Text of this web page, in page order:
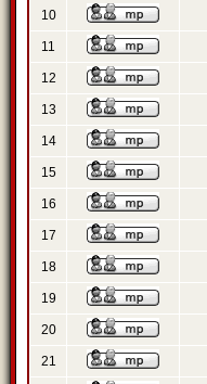
10
11
12
13
14
15
16
17
18
19
20
21